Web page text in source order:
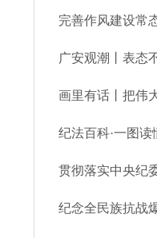
完善作风建设常
广安观潮丨表态
画里有话丨把伟
纪法百科·一图
贯彻落实中央纪